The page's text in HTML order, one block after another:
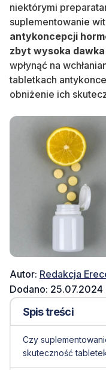
niektórymi
suplementowanie
antykoncepcji
zbyt wysoka
wpłynąć na
tabletkach
obniżenie ich
Autor: Redakcja
Dodano: 25.07.2024
Spis treści
Czy
skuteczność